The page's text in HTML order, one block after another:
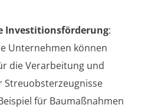
Investitionsförderung:
Unternehmen können
die Verarbeitung und
für Baumaßnahmen